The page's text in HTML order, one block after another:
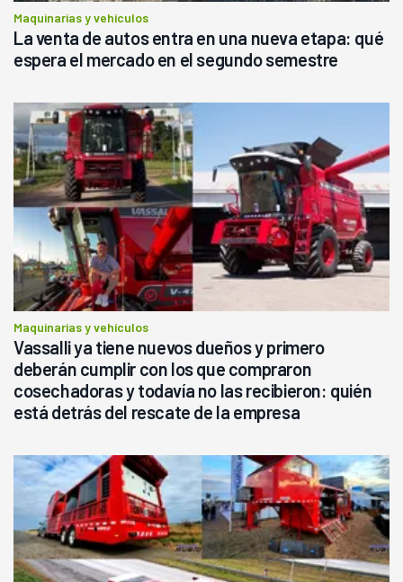
Maquinarias y vehículos
La venta de autos entra en una nueva etapa: qué
espera el mercado en el segundo semestre
Maquinarias y vehículos
Vassalli ya tiene nuevos dueños y primero
deberán cumplir con los que compraron
cosechadoras y todavía no las recibieron: quién
está detrás del rescate de la empresa